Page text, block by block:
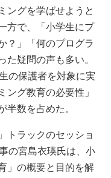
ングを学ばせようと
方で、「小学生にプ
？」「何のプログラ
た疑問の声も多い。
の保護者を対象に実
ング教育の必要性」
半数を占めた。
トラックのセッショ
の宮島衣瑛氏は、小
」の概要と目的を解